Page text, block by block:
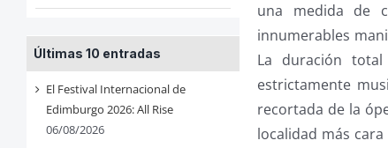
Últimas 10 entradas
El Festival Internacional de
Edimburgo 2026: All Rise
06/08/2026
una medida de
innumerables
La duración
estrictamente
recortada de la
localidad más